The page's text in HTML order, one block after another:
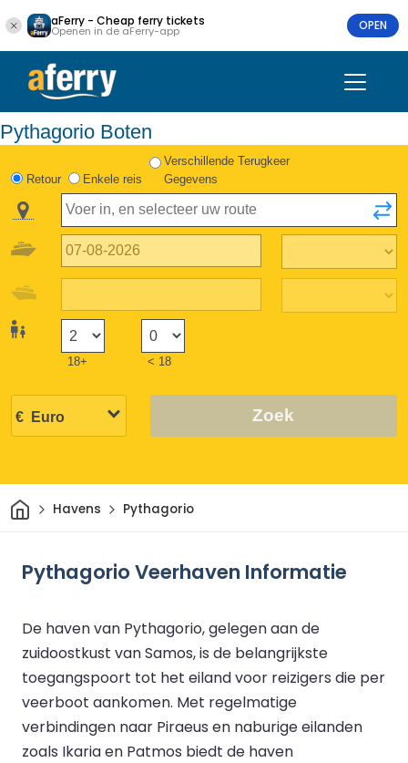
aFerry - Cheap ferry tickets
Openen in de aFerry-app OPEN
Pythagorio Boten
Retour Enkele reis
Verschillende Terugkeer
Gegevens
18+ < 18
Zoek
ThuisHavens Pythagorio
Pythagorio Veerhaven Informatie
De haven van Pythagorio, gelegen aan de
zuidoostkust van Samos, is de belangrijkste
toegangspoort tot het eiland voor reizigers die per
veerboot aankomen. Met regelmatige
verbindingen naar Piraeus en naburige eilanden
zoals Ikaria en Patmos biedt de haven